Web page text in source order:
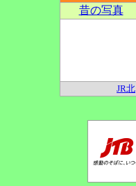
昔の写真
JR北